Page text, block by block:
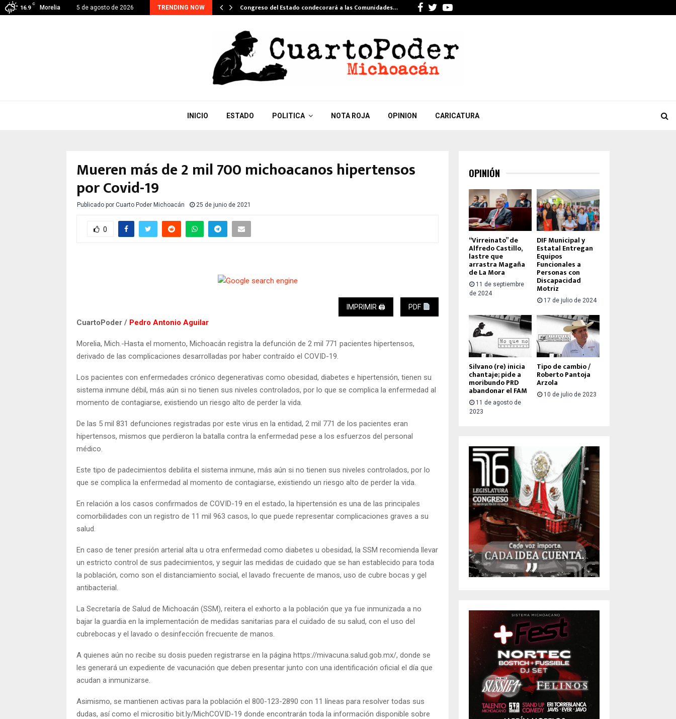
16.9
C
Morelia 5 de agosto de 2026 TRENDING NOW
suma 48 detenidos por extorsión; el… Congreso del Estado condecorará a las Comunidades… Facebook
TwitterYoutube
INICIO ESTADO POLITICA NOTA ROJA OPINION CARICATURA
Mueren más de 2 mil 700 michoacanos hipertensos
por Covid-19
Publicado por Cuarto Poder Michoacán 25 de junio de 2021
0
IMPRIMIR 🖨 PDF
CuartoPoder / Pedro Antonio Aguilar
Morelia, Mich.-Hasta el momento, Michoacán registra la defunción de 2 mil 771 pacientes hipertensos,
derivado de las complicaciones desarrolladas por haber contraído el COVID-19.
Los pacientes con enfermedades crónico degenerativas como obesidad, diabetes e hipertensión, tienen su
sistema inmune débil, más aún si no tienen sus niveles controlados, por lo que se complica la enfermedad al
momento de contagiarse, existiendo un riesgo alto de perder la vida.
De las 5 mil 831 defunciones registradas por este virus en la entidad, 2 mil 771 de los pacientes eran
hipertensos, mismos que perdieron la batalla contra la enfermedad pese a los esfuerzos del personal
médico.
Este tipo de padecimientos debilita el sistema inmune, más aún si no tienen sus niveles controlados, por lo
que se complica la enfermedad al momento de contagiarse, existiendo un riesgo alto de perder la vida.
En relación a los casos confirmados de COVID-19 en el estado, la hipertensión es una de las principales
comorbilidades con un registro de 11 mil 963 casos, lo que puede representar complicaciones graves a su
salud.
En caso de tener presión arterial alta u otra enfermedad como diabetes u obesidad, la SSM recomienda llevar
un estricto control de sus padecimientos, y seguir las medidas de cuidado que se han establecido para toda
la población, como son el distanciamiento social, el lavado frecuente de manos, uso de cubre bocas y gel
antibacterial.
La Secretaría de Salud de Michoacán (SSM), reitera el exhorto a la población que ya fue inmunizada a no
bajar la guardia en la implementación de medidas sanitarias para el cuidado de su salud, con el uso del
cubrebocas y el lavado o desinfección frecuente de manos.
A quienes aún no recibe su dosis pueden registrarse en la página https://mivacuna.salud.gob.mx/, donde se
les generará un expediente de vacunación que deben presentar junto con una identificación oficial el día que
acudan a inmunizarse.
Asimismo, se mantienen activas para la población el 800-123-2890 con 11 líneas para resolver todas sus
dudas, así como el micrositio bit.ly/MichCOVID-19 donde encontrarán toda la información disponible sobre
OPINIÓN
“Virreinato” de
Alfredo Castillo,
lastre que
arrastra Magaña
de La Mora
11 de septiembre
de 2024
DIF Municipal y
Estatal Entregan
Equipos
Funcionales a
Personas con
Discapacidad
Motriz
17 de julio de 2024
Silvano (re) inicia
chantaje; pide a
moribundo PRD
abandonar el FAM
11 de agosto de
2023
Tipo de cambio /
Roberto Pantoja
Arzola
10 de julio de 2023